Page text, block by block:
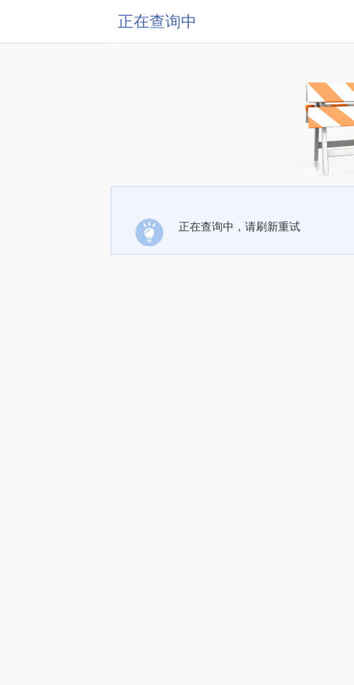
正在查询中
正在查询中，请刷新重试